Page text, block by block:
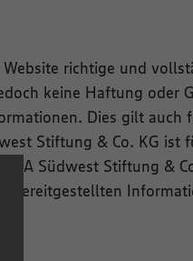
richtige und
keine Haftung oder
Dies gilt auch
Stiftung & Co. KG ist
Südwest Stiftung &
bereitgestellten